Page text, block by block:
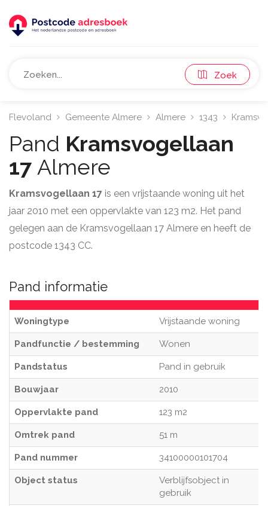
Zoek
Flevoland Gemeente Almere Almere 1343
Pand Kramsvogellaan
17 Almere
Kramsvogellaan 17 is een vrijstaande woning uit het
jaar 2010 met een oppervlakte van 123 m2. Het pand
gelegen aan de Kramsvogellaan 17 Almere en heeft de
postcode 1343 CC.
Pand informatie
Woningtype Vrijstaande woning
Pandfunctie / bestemming Wonen
Pandstatus Pand in gebruik
Bouwjaar 2010
Oppervlakte pand 123 m2
Omtrek pand 51 m
Pand nummer 34100000101704
Object status
Verblijfsobject in
gebruik